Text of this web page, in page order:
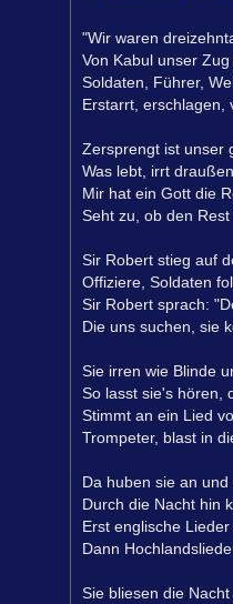
"Wir waren
Von Kabul unser Zug
Soldaten, Führer,
Erstarrt, erschlagen,
Zersprengt ist unser
Was lebt, irrt
Mir hat ein Gott die
Seht zu, ob den
Sir Robert stieg auf
Offiziere, Soldaten
Sir Robert sprach:
Die uns suchen, sie
Sie irren wie Blinde
So lasst sie's hören,
Stimmt an ein Lied
Trompeter, blast in
Da huben sie an und
Durch die Nacht hin
Erst englische
Dann
Sie bliesen die Nacht